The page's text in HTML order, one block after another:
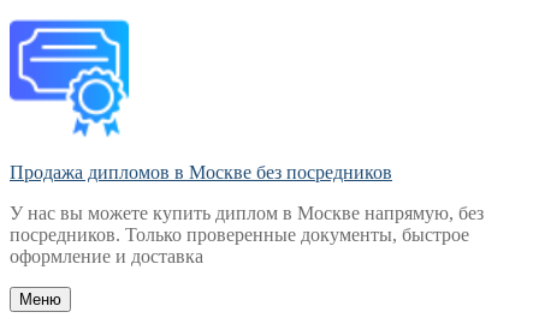
Продажа дипломов в Москве без посредников
У нас вы можете купить диплом в Москве напрямую, без
посредников. Только проверенные документы, быстрое
оформление и доставка
Меню